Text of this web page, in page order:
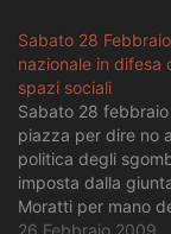
Sabato 28
nazionale in difesa
spazi sociali
Sabato 28
piazza per dire no
politica degli
imposta dalla
Moratti per mano